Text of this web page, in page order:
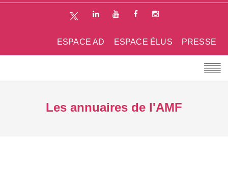
PRESSE
ESPACE ÉLUS
ESPACE AD
Les annuaires de l'AMF